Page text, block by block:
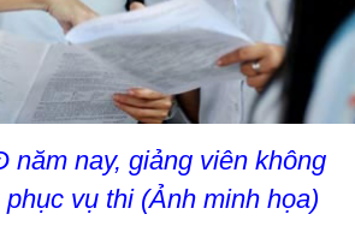
năm nay, giảng viên không
vụ thi (Ảnh minh họa)